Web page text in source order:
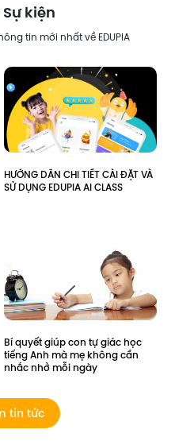
kiện
tin mới nhất về EDUPIA
HƯỚNG DẪN CHI TIẾT CÀI ĐẶT VÀ
SỬ DỤNG EDUPIA AI CLASS
Bí quyết giúp con tự giác học
tiếng Anh mà mẹ không cần
nhắc nhở mỗi ngày
tin tức